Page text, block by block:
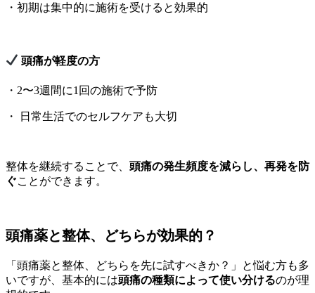
・初期は集中的に施術を受けると効果的
頭痛が軽度の方
・2〜3週間に1回の施術で予防
・ 日常生活でのセルフケアも大切
整体を継続することで、 頭痛の発生頻度を減らし、再発を防
ぐことができます。
頭痛薬と整体、どちらが効果的？
「頭痛薬と整体、どちらを先に試すべきか？」と悩む方も多
いですが、基本的には頭痛の種類によって使い分けるのが理